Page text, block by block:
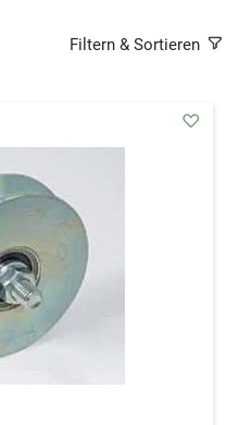
Filtern & Sortieren